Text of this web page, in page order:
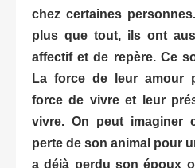
chez certaines
plus que tout, ils ont
affectif et de repère. Ce
La force de leur amour
force de vivre et leur
vivre. On peut imaginer
perte de son animal pour
a déjà perdu son époux